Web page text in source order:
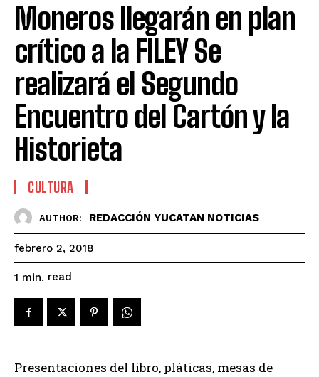
Moneros llegarán en plan
crítico a la FILEY Se
realizará el Segundo
Encuentro del Cartón y la
Historieta
CULTURA
AUTHOR: REDACCIÓN YUCATAN NOTICIAS
febrero 2, 2018
1 min. read
Presentaciones del libro, pláticas, mesas de